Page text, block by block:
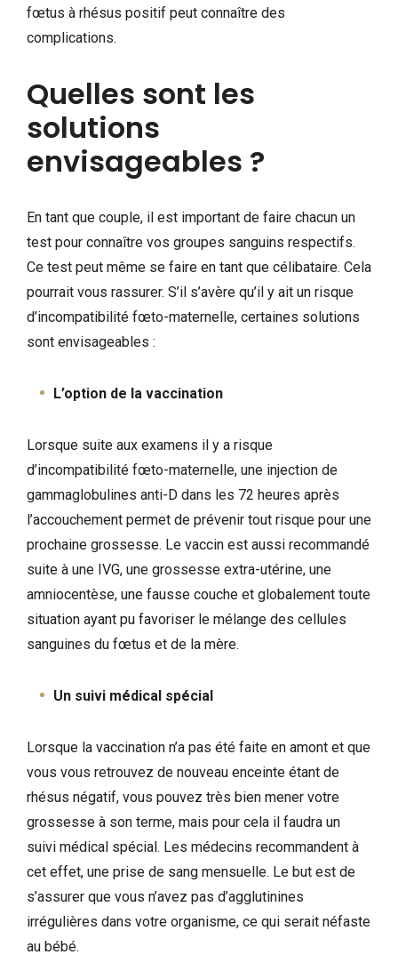
fœtus à rhésus positif peut connaître des
complications.
Quelles sont les
solutions
envisageables ?
En tant que couple, il est important de faire chacun un
test pour connaître vos groupes sanguins respectifs.
Ce test peut même se faire en tant que célibataire. Cela
pourrait vous rassurer. S’il s’avère qu’il y ait un risque
d’incompatibilité fœto-maternelle, certaines solutions
sont envisageables :
L’option de la vaccination
Lorsque suite aux examens il y a risque
d’incompatibilité fœto-maternelle, une injection de
gammaglobulines anti-D dans les 72 heures après
l’accouchement permet de prévenir tout risque pour une
prochaine grossesse. Le vaccin est aussi recommandé
suite à une IVG, une grossesse extra-utérine, une
amniocentèse, une fausse couche et globalement toute
situation ayant pu favoriser le mélange des cellules
sanguines du fœtus et de la mère.
Un suivi médical spécial
Lorsque la vaccination n’a pas été faite en amont et que
vous vous retrouvez de nouveau enceinte étant de
rhésus négatif, vous pouvez très bien mener votre
grossesse à son terme, mais pour cela il faudra un
suivi médical spécial. Les médecins recommandent à
cet effet, une prise de sang mensuelle. Le but est de
s’assurer que vous n’avez pas d’agglutinines
irrégulières dans votre organisme, ce qui serait néfaste
au bébé.